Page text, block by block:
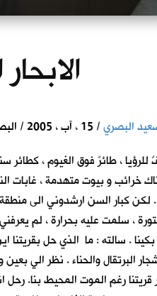
البصري/ 15 ، آب ، 2005 / البصرة
، طائرٌ فوق الغيوم ،
خرائب و بيوت متهدمة ، غابات
. لكن كبار السن ارشدوني الى
، سلمت عليه بحرارة ، لم
. سالته : ما الذي حل بقريتنا
البرتقال والحناء . نظر الي
رغم الموت المحيط بنا.